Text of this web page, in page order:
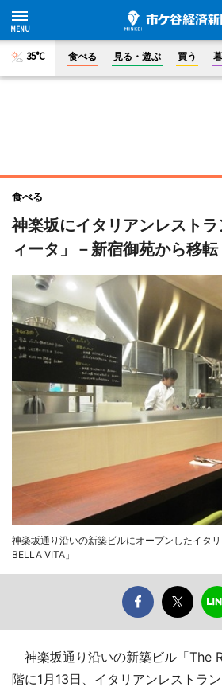
35°C 食べる 見る・遊ぶ 買う
食べる
神楽坂にイタリアンレスト
ィータ」－新宿御苑から移転
神楽坂通り沿いの新築ビルにオープンしたイタ
BELLA VITA」
神楽坂通り沿いの新築ビル「The
階に1月13日、イタリアンレストラ